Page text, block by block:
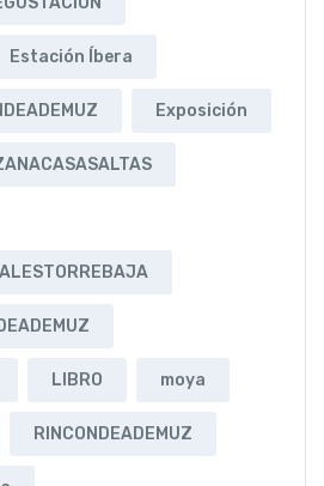
Estación Íbera
Exposición
LIBRO moya
RINCONDEADEMUZ